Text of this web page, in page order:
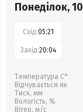
Понеділок,
Схід:05:21
Захід:20:04
Температура С°
Відчувається як
Тиск, мм
Вологість, %
Вітер, м/с